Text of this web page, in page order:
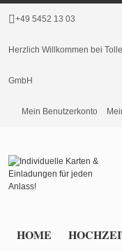
+49 5452 13 03
Herzlich Willkommen bei
GmbH
Mein Benutzerkonto
HOME